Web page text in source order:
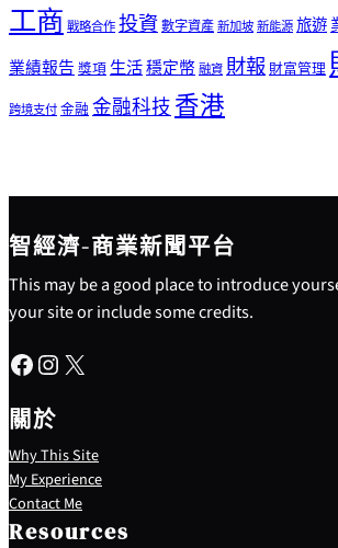
工商 戰略合作投資數字資產新加坡新能源旅遊
業績報告 獎項生活穩定幣融資 財報 財富管理
跨境支付金融 金融科技 香港
智經濟-商業新聞平台
This may be a good place to introduce
your site or include some credits.
Facebook Instagram X
關於
Why This Site
My Experience
Contact Me
Resources